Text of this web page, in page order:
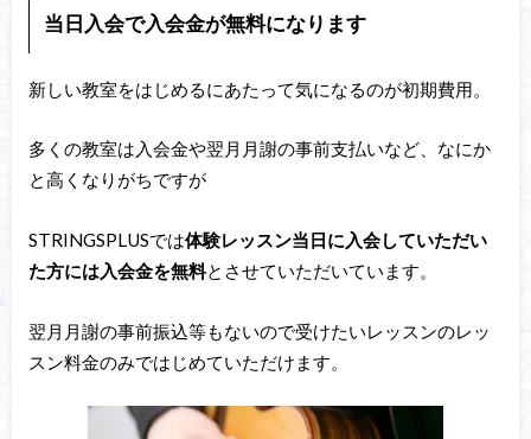
当日入会で入会金が無料になります
新しい教室をはじめるにあたって気になるのが初期費用。
多くの教室は入会金や翌月月謝の事前支払いなど、なにか
と高くなりがちですが
STRINGSPLUSでは体験レッスン当日に入会していただい
た方には入会金を無料とさせていただいています。
翌月月謝の事前振込等もないので受けたいレッスンのレッ
スン料金のみではじめていただけます。